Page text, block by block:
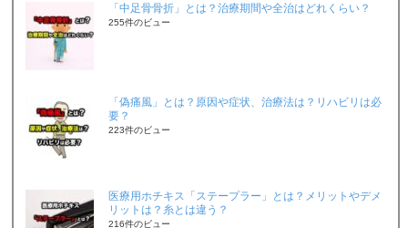
「中足骨骨折」とは？治療期間や全治はどれくらい？
255件のビュー
「偽痛風」とは？原因や症状、治療法は？リハビリは必
要？
223件のビュー
医療用ホチキス「ステープラー」とは？メリットやデメ
リットは？糸とは違う？
216件のビュー